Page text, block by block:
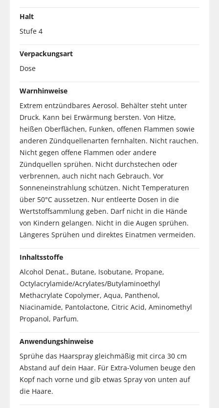
Halt
Stufe 4
Verpackungsart
Dose
Warnhinweise
Extrem entzündbares Aerosol. Behälter steht unter
Druck. Kann bei Erwärmung bersten. Von Hitze,
heißen Oberflächen, Funken, offenen Flammen sowie
anderen Zündquellenarten fernhalten. Nicht rauchen.
Nicht gegen offene Flammen oder andere
Zündquellen sprühen. Nicht durchstechen oder
verbrennen, auch nicht nach Gebrauch. Vor
Sonneneinstrahlung schützen. Nicht Temperaturen
über 50°C aussetzen. Nur entleerte Dosen in die
Wertstoffsammlung geben. Darf nicht in die Hände
von Kindern gelangen. Nicht in die Augen sprühen.
Längeres Sprühen und direktes Einatmen vermeiden.
Inhaltsstoffe
Alcohol Denat., Butane, Isobutane, Propane,
Octylacrylamide/Acrylates/Butylaminoethyl
Methacrylate Copolymer, Aqua, Panthenol,
Niacinamide, Pantolactone, Citric Acid, Aminomethyl
Propanol, Parfum.
Anwendungshinweise
Sprühe das Haarspray gleichmäßig mit circa 30 cm
Abstand auf dein Haar. Für Extra-Volumen beuge den
Kopf nach vorne und gib etwas Spray von unten auf
die Haare.